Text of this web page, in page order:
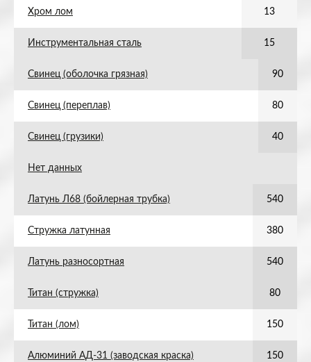
Хром лом 13
Инструментальная сталь 15
Свинец (оболочка грязная) 90
Свинец (переплав) 80
Свинец (грузики) 40
Нет данных
Латунь Л68 (бойлерная трубка) 540
Стружка латунная 380
Латунь разносортная 540
Титан (стружка) 80
Титан (лом) 150
Алюминий АД-31 (заводская краска) 150